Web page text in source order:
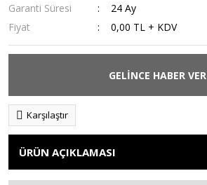
Garanti Süresi
24 Ay
Fiyat
0,00 TL + KDV
GELİNCE HABER VER
Karşılaştır
ÜRÜN AÇIKLAMASI